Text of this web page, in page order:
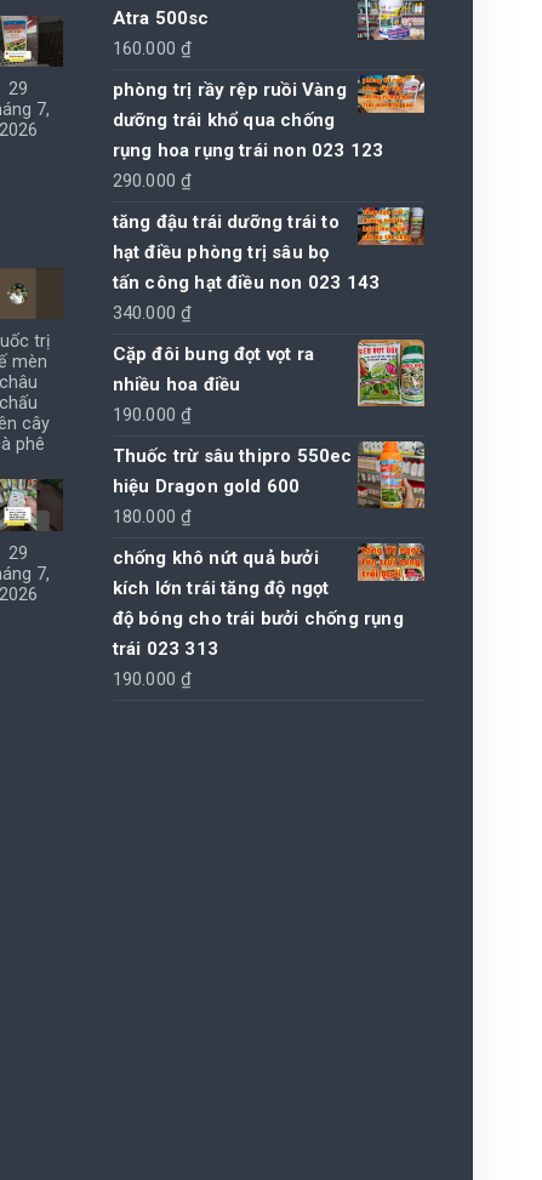
29
7,
2026
trị
mèn
châu
chấu
cây
phê
29
7,
2026
Atra 500sc
160.000₫
phòng trị rầy rệp ruồi Vàng
dưỡng trái khổ qua chống
rụng hoa rụng trái non 023 123
290.000₫
tăng đậu trái dưỡng trái to
hạt điều phòng trị sâu bọ
tấn công hạt điều non 023 143
340.000₫
Cặp đôi bung đọt vọt ra
nhiều hoa điều
190.000₫
Thuốc trừ sâu thipro 550ec
hiệu Dragon gold 600
180.000₫
chống khô nứt quả bưởi
kích lớn trái tăng độ ngọt
độ bóng cho trái bưởi chống rụng
trái 023 313
190.000₫